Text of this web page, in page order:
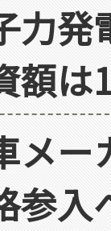
力
は
メ
参入